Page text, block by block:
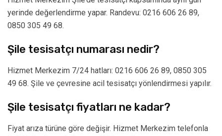
yerinde değerlendirme yapar. Randevu: 0216 606 26 89,
0850 305 49 68.
Şile tesisatçı numarası nedir?
Hizmet Merkezim 7/24 hatları: 0216 606 26 89, 0850 305
49 68. Şile ve çevresine acil tesisatçı yönlendirmesi yapılır.
Şile tesisatçı fiyatları ne kadar?
Fiyat arıza türüne göre değişir. Hizmet Merkezim telefonla